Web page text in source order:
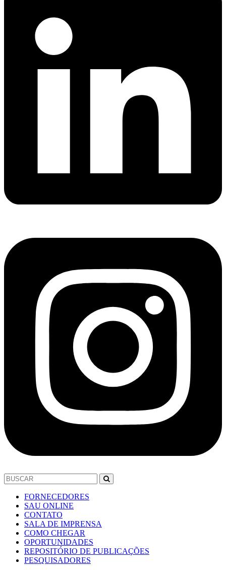
FORNECEDORES
SAU ONLINE
CONTATO
SALA DE IMPRENSA
COMO CHEGAR
OPORTUNIDADES
REPOSITÓRIO DE PUBLICAÇÕES
PESQUISADORES